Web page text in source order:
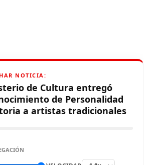
NOTICIA:
de Cultura entregó
de Personalidad
a artistas tradicionales